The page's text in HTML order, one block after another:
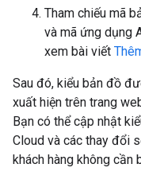
Tham chiếu mã
và mã ứng dụng
xem bài viết
Sau đó, kiểu bản đồ
xuất hiện trên trang
Bạn có thể cập nhật
Cloud và các thay đổi
khách hàng không cần